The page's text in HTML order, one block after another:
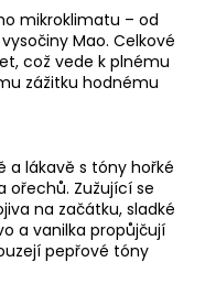
mikroklimatu – od
Mao. Celkové
což vede k plnému
zážitku hodnému
a lákavě s tóny hořké
ořechů. Zužující se
na začátku, sladké
a vanilka propůjčují
pepřové tóny